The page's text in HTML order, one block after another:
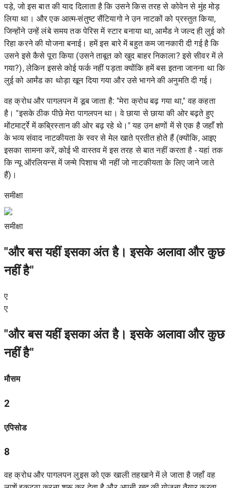
पड़े, जो इस बात की याद दिलाता है कि उसने किस तरह से कोवेन से मुंह मोड़
लिया था। और एक आत्म-संतुष्ट सैंटियागो ने उन नाटकों को प्रस्तुत किया,
जिन्होंने उन्हें लंबे समय तक पेरिस में स्टार बनाया था, आर्मंड ने जल्द ही लुई को
रिहा करने की योजना बनाई। हमें इस बारे में बहुत कम जानकारी दी गई है कि
उसने इसे कैसे पूरा किया (उसने ताबूत को खुद बाहर निकाला? इसे सीवर में ले
गया?), लेकिन इससे कोई फर्क नहीं पड़ता क्योंकि हमें बस इतना जानना था कि
लुई को आर्मंड का थोड़ा खून दिया गया और उसे भागने की अनुमति दी गई।
वह क्रोध और पागलपन में डूब जाता है: "मेरा क्रोध बढ़ गया था," वह कहता
है। "इसके ठीक पीछे मेरा पागलपन था। वे छाया से छाया की ओर बढ़ते हुए
मोंटमार्ट्रे में कब्रिस्तान की ओर बढ़ रहे थे।" यह उन क्षणों में से एक है जहाँ शो
के भव्य संवाद नाटकीयता के स्वर से मेल खाते प्रतीत होते हैं (क्योंकि, आइए
इसका सामना करें, कोई भी वास्तव में इस तरह से बात नहीं करता है - यहां तक ​​
कि न्यू ऑरलियन्स में जन्मे पिशाच भी नहीं जो नाटकीयता के लिए जाने जाते
हैं)।
समीक्षा
समीक्षा
"और बस यहीं इसका अंत है। इसके अलावा और कुछ
नहीं है"
ए
ए
"और बस यहीं इसका अंत है। इसके अलावा और कुछ
नहीं है"
मौसम
2
एपिसोड
8
वह क्रोध और पागलपन लुइस को एक खाली तहखाने में ले जाता है जहाँ वह